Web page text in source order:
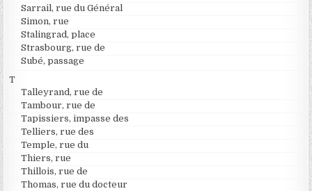
Sarrail, rue du Général
Simon, rue
Stalingrad, place
Strasbourg, rue de
Subé, passage
T
Talleyrand, rue de
Tambour, rue de
Tapissiers, impasse des
Telliers, rue des
Temple, rue du
Thiers, rue
Thillois, rue de
Thomas, rue du docteur